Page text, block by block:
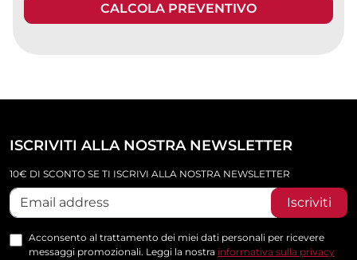
CALCOLA PREVENTIVO
ISCRIVITI ALLA NOSTRA NEWSLETTER
10€ DI SCONTO SE TI ISCRIVI ALLA NOSTRA NEWSLETTER
Iscriviti
Acconsento al trattamento dei miei dati personali per ricevere
messaggi promozionali. Leggi la nostra informativa sulla privacy